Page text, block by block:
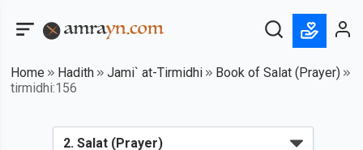
Home Hadith Jami` at-Tirmidhi
Book of Salat (Prayer)
tirmidhi:156